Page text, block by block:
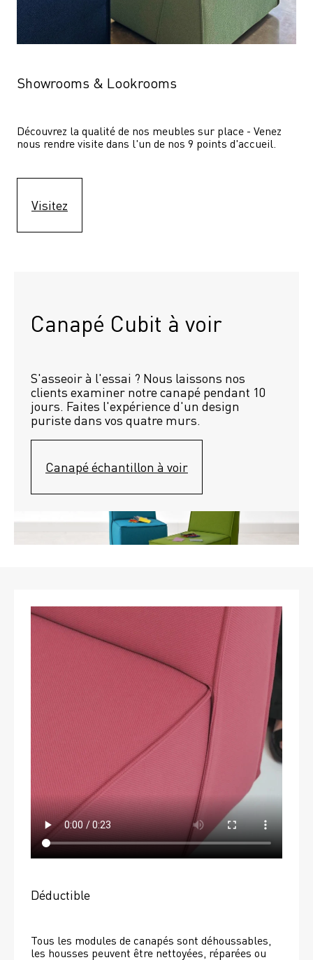
Showrooms & Lookrooms
Découvrez la qualité de nos meubles sur place - Venez
nous rendre visite dans l'un de nos 9 points d'accueil.
Visitez
Canapé Cubit à voir
S'asseoir à l'essai ? Nous laissons nos
clients examiner notre canapé pendant 10
jours. Faites l'expérience d'un design
puriste dans vos quatre murs.
Canapé échantillon à voir
Déductible
Tous les modules de canapés sont déhoussables,
les housses peuvent être nettoyées, réparées ou